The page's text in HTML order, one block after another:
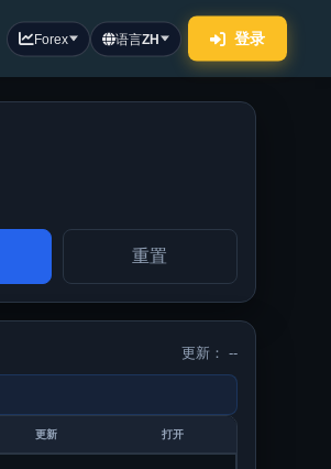
Forex 语言ZH 登录
重置
更新： --
更新 打开